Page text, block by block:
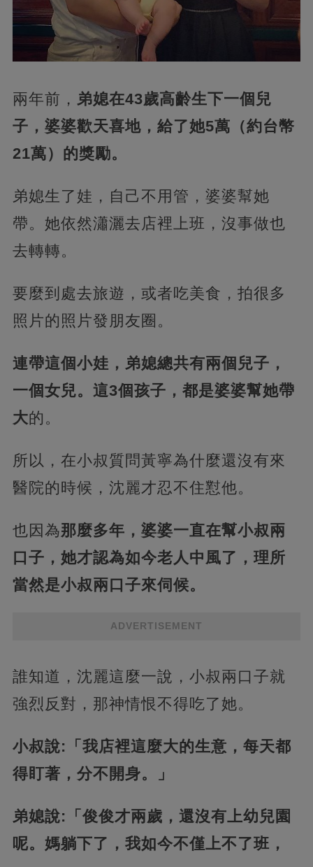
兩年前， 弟媳在43歲高齡生下一個兒
子，婆婆歡天喜地，給了她5萬（約台幣
21萬）的獎勵。
弟媳生了娃，自己不用管，婆婆幫她
帶。她依然瀟灑去店裡上班，沒事做也
去轉轉。
要麼到處去旅遊，或者吃美食，拍很多
照片的照片發朋友圈。
連帶這個小娃，弟媳總共有兩個兒子，
一個女兒。這3個孩子，都是婆婆幫她帶
大的。
所以，在小叔質問黃寧為什麼還沒有來
醫院的時候，沈麗才忍不住懟他。
也因為那麼多年，婆婆一直在幫小叔兩
口子，她才認為如今老人中風了，理所
當然是小叔兩口子來伺候。
ADVERTISEMENT
誰知道，沈麗這麼一說，小叔兩口子就
強烈反對，那神情恨不得吃了她。
小叔說:「我店裡這麼大的生意，每天都
得盯著，分不開身。」
弟媳說:「俊俊才兩歲，還沒有上幼兒園
呢。媽躺下了，我如今不僅上不了班，